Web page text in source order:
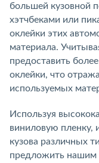
большей кузовной
хэтчбеками или
оклейки этих
материала.
предоставить
оклейки, что
используемых
Используя
виниловую пленку,
кузова различных
предложить нашим